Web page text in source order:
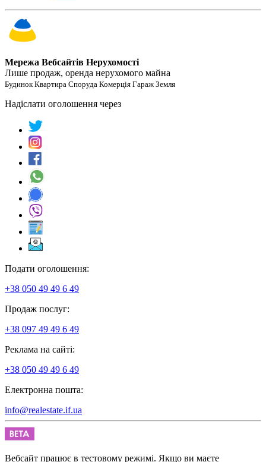
Мережа Вебсайтів Нерухомості
Лише продаж, оренда нерухомого майна
Будинок Квартира Споруда Комерція Гараж Земля
Надіслати оголошення через
Подати оголошення:
+38 050 49 49 6 49
Продаж послуг:
+38 097 49 49 6 49
Реклама на сайті:
+38 050 49 49 6 49
Електронна пошта:
info@realestate.if.ua
Вебсайт працює в тестовому режимі. Якщо ви маєте